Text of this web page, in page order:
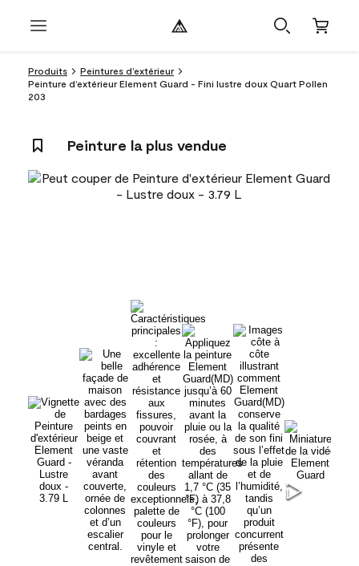
Produits
Peintures d’extérieur
Peinture d’extérieur Element Guard - Fini lustre doux Quart Pollen
203
Peinture la plus vendue